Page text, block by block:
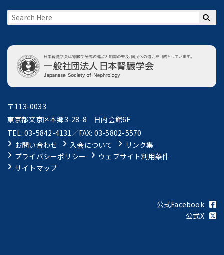
〒113-0033
東京都文京区本郷3-28-8 日内会館6F
TEL: 03-5842-4131／FAX: 03-5802-5570
お問い合わせ
入会について
リンク集
プライバシーポリシー
ウェブサイト利用条件
サイトマップ
公式Facebook
公式X